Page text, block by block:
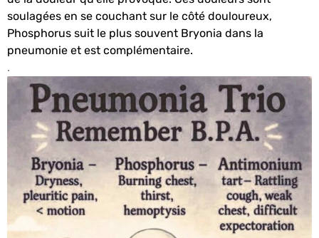
soulagées en se couchant sur le côté douloureux,
Phosphorus suit le plus souvent Bryonia dans la
pneumonie et est complémentaire.
.